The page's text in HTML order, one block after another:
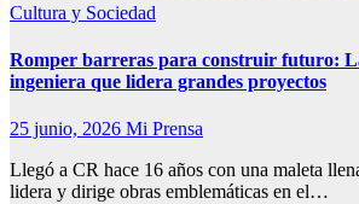
Cultura y Sociedad
Romper barreras para construir futuro:
ingeniera que lidera grandes proyectos
25 junio, 2026 Mi Prensa
Llegó a CR hace 16 años con una maleta
lidera y dirige obras emblemáticas en el…